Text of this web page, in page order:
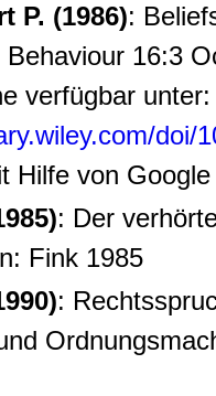
P. (1986):
16:3
verfügbar unter:
doi/
Hilfe von
: Der
Fink 1985
: